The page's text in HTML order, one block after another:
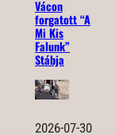
Vácon
forgatott “A
Mi Kis
Falunk”
Stábja
2026-07-30